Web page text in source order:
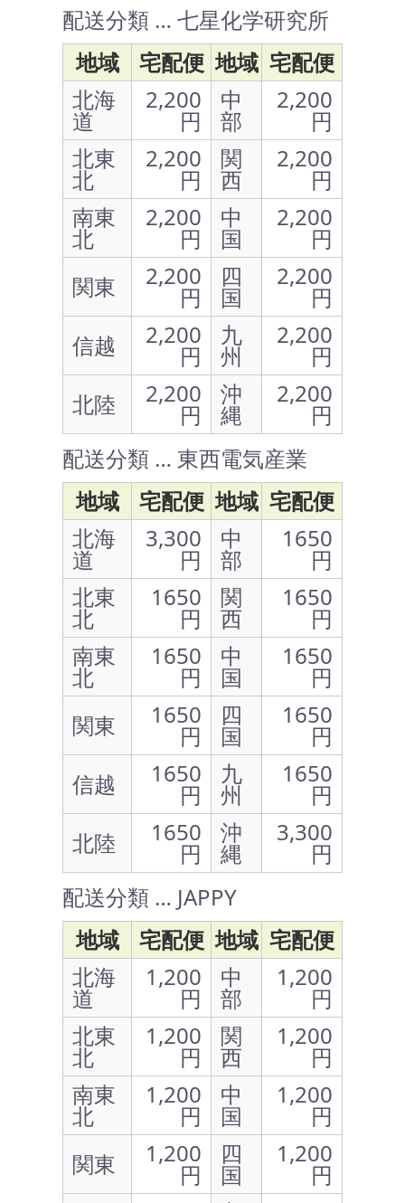
配送分類 … 七星化学研究所
地域
宅配便 地域 宅配便
北海
道
2,200
円
中
部
2,200
円
北東
北
2,200
円
関
西
2,200
円
南東
北
2,200
円
中
国
2,200
円
関東
2,200
円
四
国
2,200
円
信越
2,200
円
九
州
2,200
円
北陸
2,200
円
沖
縄
2,200
円
配送分類 … 東西電気産業
地域
宅配便 地域 宅配便
北海
道
3,300
円
中
部
1650
円
北東
北
1650
円
関
西
1650
円
南東
北
1650
円
中
国
1650
円
関東
1650
円
四
国
1650
円
信越
1650
円
九
州
1650
円
北陸
1650
円
沖
縄
3,300
円
配送分類 … JAPPY
地域
宅配便 地域 宅配便
北海
道
1,200
円
中
部
1,200
円
北東
北
1,200
円
関
西
1,200
円
南東
北
1,200
円
中
国
1,200
円
関東
1,200
円
四
国
1,200
円